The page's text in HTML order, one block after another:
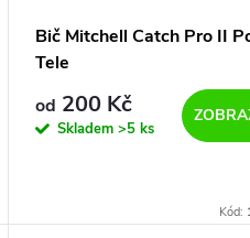
Bič Mitchell Catch Pro II
Tele
od 200 Kč
Skladem >5 ks
Kód: